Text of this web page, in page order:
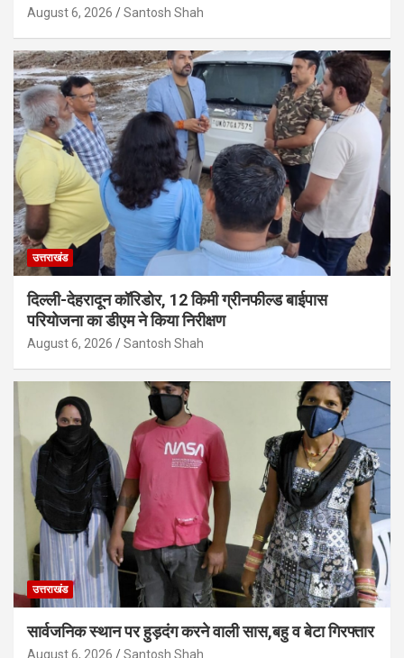
August 6, 2026 Santosh Shah
उत्तराखंड
दिल्ली-देहरादून कॉरिडोर, 12 किमी ग्रीनफील्ड बाईपास
परियोजना का डीएम ने किया निरीक्षण
August 6, 2026 Santosh Shah
उत्तराखंड
सार्वजनिक स्थान पर हुड़दंग करने वाली सास,बहु व बेटा गिरफ्तार
August 6, 2026 Santosh Shah